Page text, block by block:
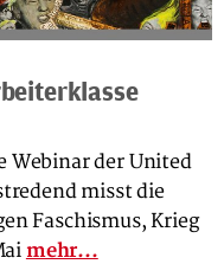
Webinar der United
misst die
Faschismus, Krieg
mehr...